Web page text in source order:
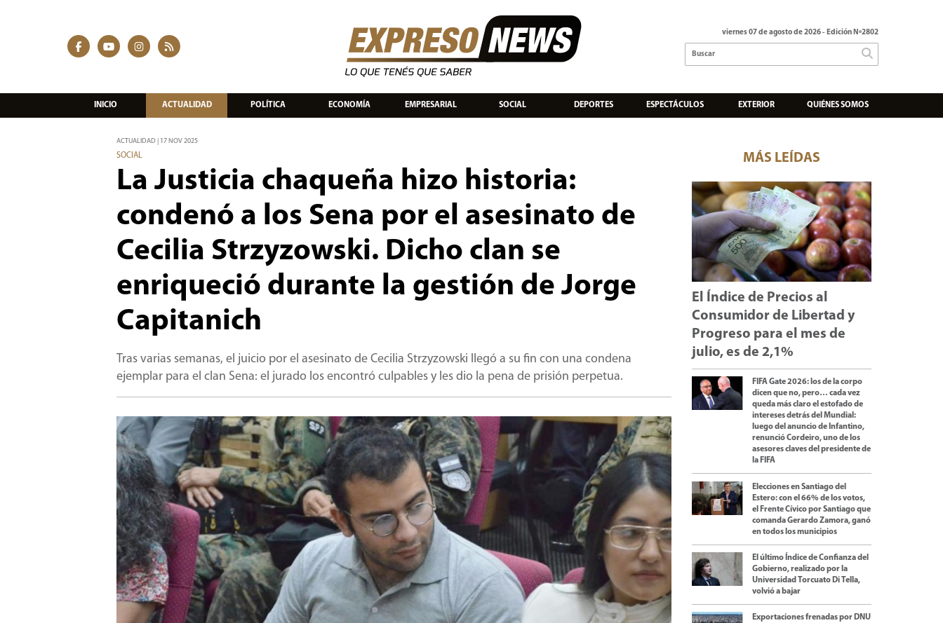
viernes 07 de agosto de 2026- Edición Nº2802
INICIO ACTUALIDAD POLÍTICA ECONOMÍA EMPRESARIAL SOCIAL DEPORTES ESPECTÁCULOS EXTERIOR QUIÉNES SOMOS
ACTUALIDAD | 17 NOV 2025
SOCIAL
La Justicia chaqueña hizo historia:
condenó a los Sena por el asesinato de
Cecilia Strzyzowski. Dicho clan se
enriqueció durante la gestión de Jorge
Capitanich
Tras varias semanas, el juicio por el asesinato de Cecilia Strzyzowski llegó a su fin con una condena
ejemplar para el clan Sena: el jurado los encontró culpables y les dio la pena de prisión perpetua.
MÁS LEÍDAS
El Índice de Precios al
Consumidor de Libertad y
Progreso para el mes de
julio, es de 2,1%
FIFA Gate 2026: los de la corpo
dicen que no, pero… cada vez
queda más claro el estofado de
intereses detrás del Mundial:
luego del anuncio de Infantino,
renunció Cordeiro, uno de los
asesores claves del presidente de
la FIFA
Elecciones en Santiago del
Estero: con el 66% de los votos,
el Frente Cívico por Santiago que
comanda Gerardo Zamora, ganó
en todos los municipios
El último Índice de Confianza del
Gobierno, realizado por la
Universidad Torcuato Di Tella,
volvió a bajar
Exportaciones frenadas por DNU